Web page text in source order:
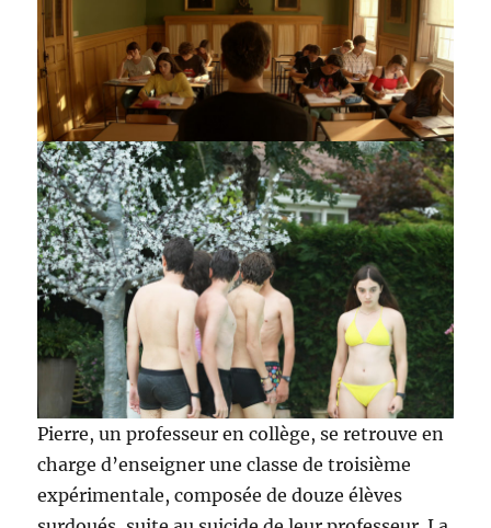
Pierre, un professeur en collège, se retrouve en
charge d’enseigner une classe de troisième
expérimentale, composée de douze élèves